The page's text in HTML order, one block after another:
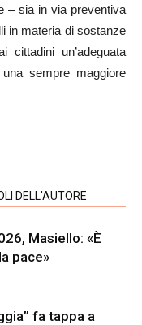
– sia in via preventiva
in materia di sostanze
un’adeguata
sempre maggiore
DELL'AUTORE
Masiello: «È
pace»
fa tappa a